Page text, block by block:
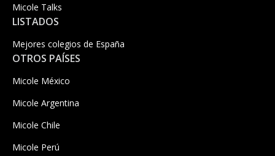
Micole Talks
LISTADOS
Mejores colegios de España
OTROS PAÍSES
Micole México
Micole Argentina
Micole Chile
Micole Perú